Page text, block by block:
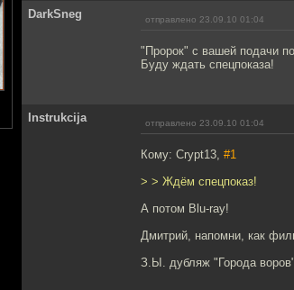
DarkSneg отправлено 23.09.10 01:04
"Пророк" с вашей подачи
Буду ждать спецпоказа!
Instrukcija отправлено 23.09.10 01:04
Кому: Crypt13, #1
> > Ждём спецпоказ!
А потом Blu-ray!
Дмитрий, напомни, как
З.Ы. дубляж "Города